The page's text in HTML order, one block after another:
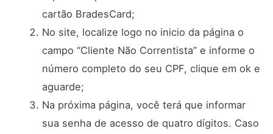
cartão BradesCard;
No site, localize logo no inicio da página o
campo “Cliente Não Correntista” e informe o
número completo do seu CPF, clique em ok e
aguarde;
Na próxima página, você terá que informar
sua senha de acesso de quatro dígitos. Caso